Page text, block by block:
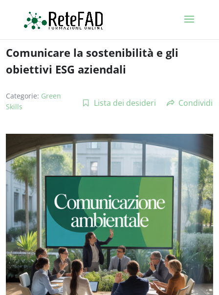
Comunicare la sostenibilità e gli
obiettivi ESG aziendali
Categorie: Green
Skills
Lista dei desideri Condividi